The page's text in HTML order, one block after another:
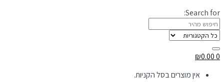
Search for:
₪0.00
אין מוצרים בסל הקניות.